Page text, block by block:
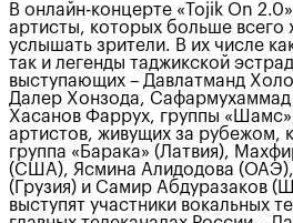
В онлайн-концерте «Tojik On
артисты, которых больше всего
услышать зрители. В их числе
так и легенды таджикской
выступающих – Давлатманд
Далер Хонзода,
Хасанов Фаррух, группы
артистов, живущих за рубежом,
группа «Барака» (Латвия),
(США), Ясмина Алидодова
(Грузия) и Самир Абдуразаков
выступят участники вокальных